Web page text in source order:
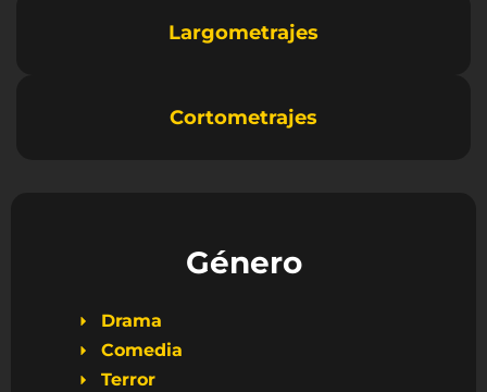
Largometrajes
Cortometrajes
Género
Drama
Comedia
Terror